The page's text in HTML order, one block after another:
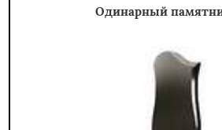
Одинарный